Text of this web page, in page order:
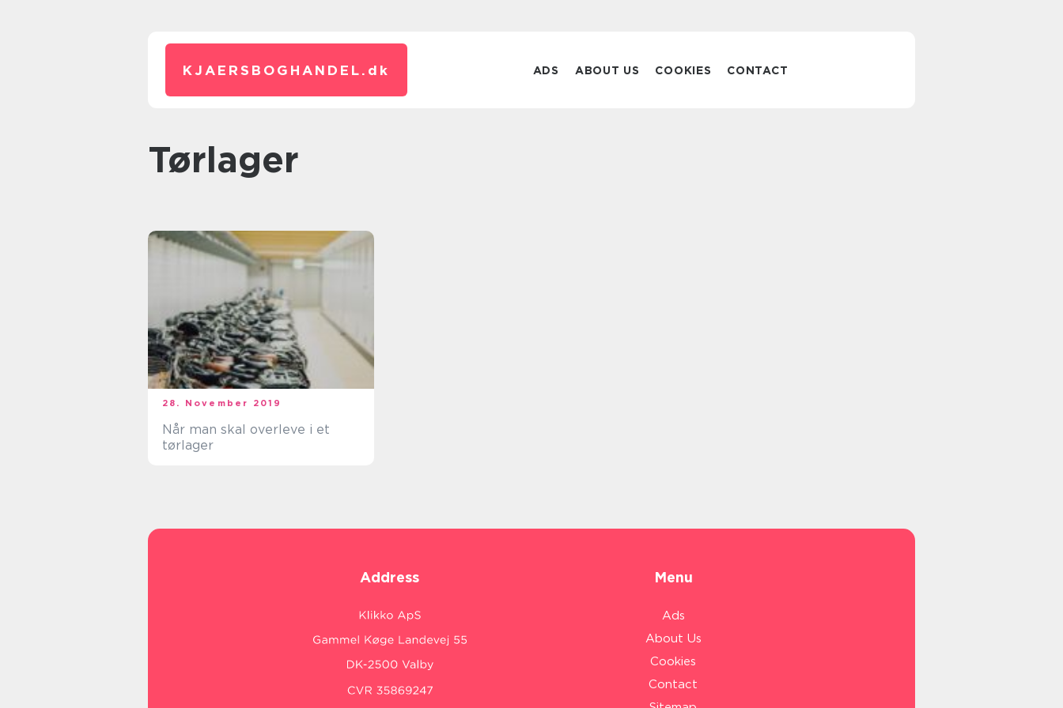
KJAERSBOGHANDEL. dk ADS ABOUT US COOKIES CONTACT
tørlager
28. November 2019
Når man skal overleve i et
tørlager
Address Menu
Ads
About Us
Cookies
Contact